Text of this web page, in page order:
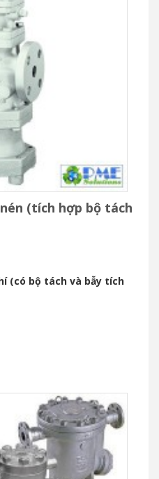
(tích hợp bộ tách
(có bộ tách và bẫy tích